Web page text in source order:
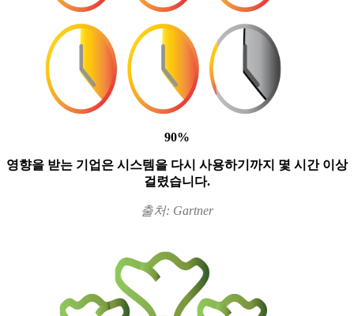
90%
영향을 받는 기업은 시스템을 다시 사용하기까지 몇 시간 이상
걸렸습니다.
출처: Gartner